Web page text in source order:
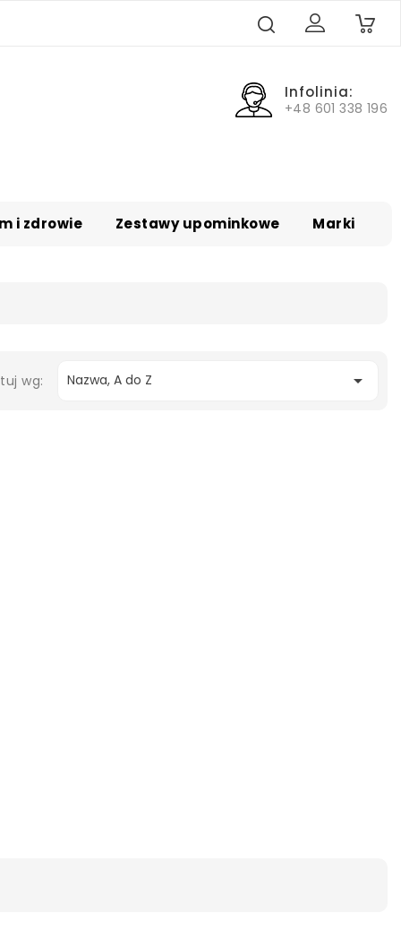
0
Infolinia:
+48 601 338 196
i zdrowie Zestawy upominkowe Marki
wg: Nazwa, A do Z 